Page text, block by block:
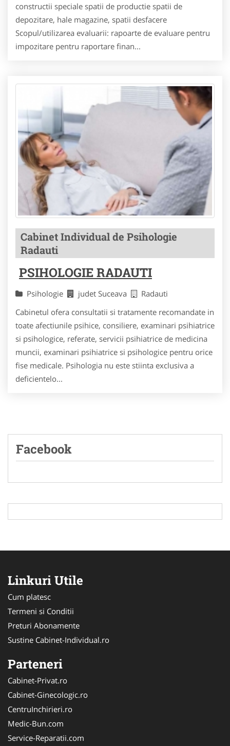
constructii speciale spatii de productie spatii de
depozitare, hale magazine, spatii desfacere
Scopul/utilizarea evaluarii: rapoarte de evaluare pentru
impozitare pentru raportare finan...
Cabinet Individual de Psihologie
Radauti
PSIHOLOGIE RADAUTI
Psihologie judet Suceava
Radauti
Cabinetul ofera consultatii si tratamente recomandate in
toate afectiunile psihice, consiliere, examinari psihiatrice
si psihologice, referate, servicii psihiatrice de medicina
muncii, examinari psihiatrice si psihologice pentru orice
fise medicale. Psihologia nu este stiinta exclusiva a
deficientelo...
Facebook
Linkuri Utile
Cum platesc
Termeni si Conditii
Preturi Abonamente
Sustine Cabinet-Individual.ro
Parteneri
Cabinet-Privat.ro
Cabinet-Ginecologic.ro
CentruInchirieri.ro
Medic-Bun.com
Service-Reparatii.com